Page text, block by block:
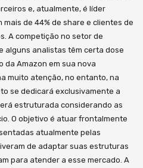
e, atualmente, é líder
de 44% de share e clientes de
A competição no setor de
alguns analistas têm certa dose
da Amazon em sua nova
muito atenção, no entanto, na
se dedicará exclusivamente a
estruturada considerando as
O objetivo é atuar frontalmente
atualmente pelas
de adaptar suas estruturas
para atender a esse mercado. A